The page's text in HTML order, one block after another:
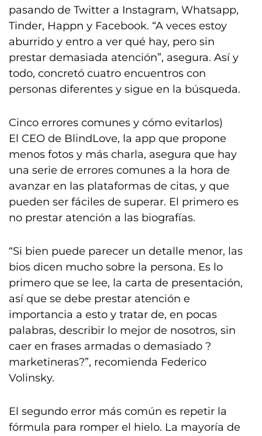
pasando de Twitter a Instagram, Whatsapp,
Tinder, Happn y Facebook. “A veces estoy
aburrido y entro a ver qué hay, pero sin
prestar demasiada atención”, asegura. Así y
todo, concretó cuatro encuentros con
personas diferentes y sigue en la búsqueda.
Cinco errores comunes y cómo evitarlos)
El CEO de BlindLove, la app que propone
menos fotos y más charla, asegura que hay
una serie de errores comunes a la hora de
avanzar en las plataformas de citas, y que
pueden ser fáciles de superar. El primero es
no prestar atención a las biografías.
“Si bien puede parecer un detalle menor, las
bios dicen mucho sobre la persona. Es lo
primero que se lee, la carta de presentación,
así que se debe prestar atención e
importancia a esto y tratar de, en pocas
palabras, describir lo mejor de nosotros, sin
caer en frases armadas o demasiado ?
marketineras?”, recomienda Federico
Volinsky.
El segundo error más común es repetir la
fórmula para romper el hielo. La mayoría de